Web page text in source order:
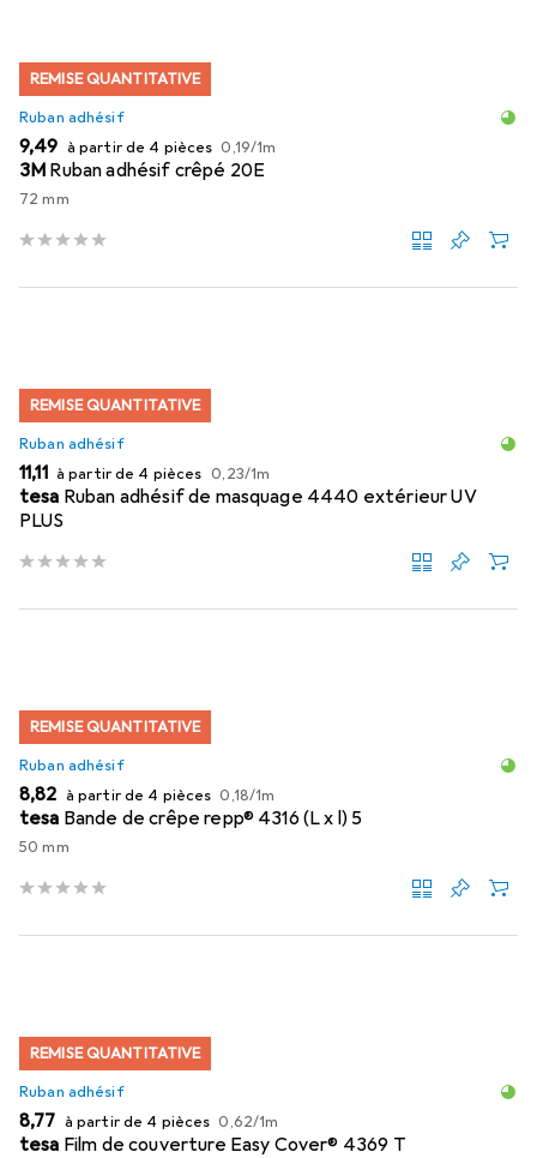
REMISE QUANTITATIVE
Ruban adhésif
EUR
9,49 à partir de 4 pièces EUR
0,19/1m
3M Ruban adhésif crêpé 20E
72 mm
REMISE QUANTITATIVE
Ruban adhésif
EUR
11,11 à partir de 4 pièces EUR
0,23/1m
tesa Ruban adhésif de masquage 4440 extérieur UV
PLUS
REMISE QUANTITATIVE
Ruban adhésif
EUR
8,82 à partir de 4 pièces EUR
0,18/1m
tesa Bande de crêpe repp® 4316 (L x l) 5
50 mm
REMISE QUANTITATIVE
Ruban adhésif
EUR
8,77 à partir de 4 pièces EUR
0,62/1m
tesa Film de couverture Easy Cover® 4369 T